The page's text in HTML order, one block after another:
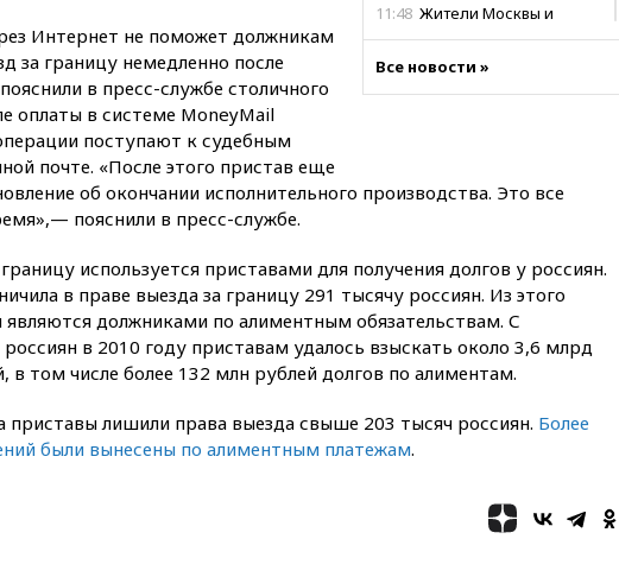
11:48 Жители Москвы и
11:41ТПП предлагает
11:22При стрельбе в школе в
Таиланде погибли пять
11:19 Россия рассчитывает
соглашения с Индонезией и
Малайзией
Все новости »
Интернет не поможет должникам
за границу немедленно после
в пресс-службе столичного
оплаты в системе MoneyMail
поступают к судебным
почте. «После этого пристав еще
об окончании исполнительного производства. Это все
пояснили в пресс-службе.
используется приставами для получения долгов у россиян.
в праве выезда за границу 291 тысячу россиян. Из этого
являются должниками по алиментным обязательствам. С
в 2010 году приставам удалось взыскать около 3,6 млрд
в том числе более 132 млн рублей долгов по алиментам.
приставы лишили права выезда свыше 203 тысяч россиян. Более
были вынесены по алиментным платежам.